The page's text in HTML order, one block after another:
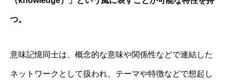
つ。
意味記憶同士は、概念的な意味や関係性などで連結した
ネットワークとして扱われ、テーマや特徴などで想起し